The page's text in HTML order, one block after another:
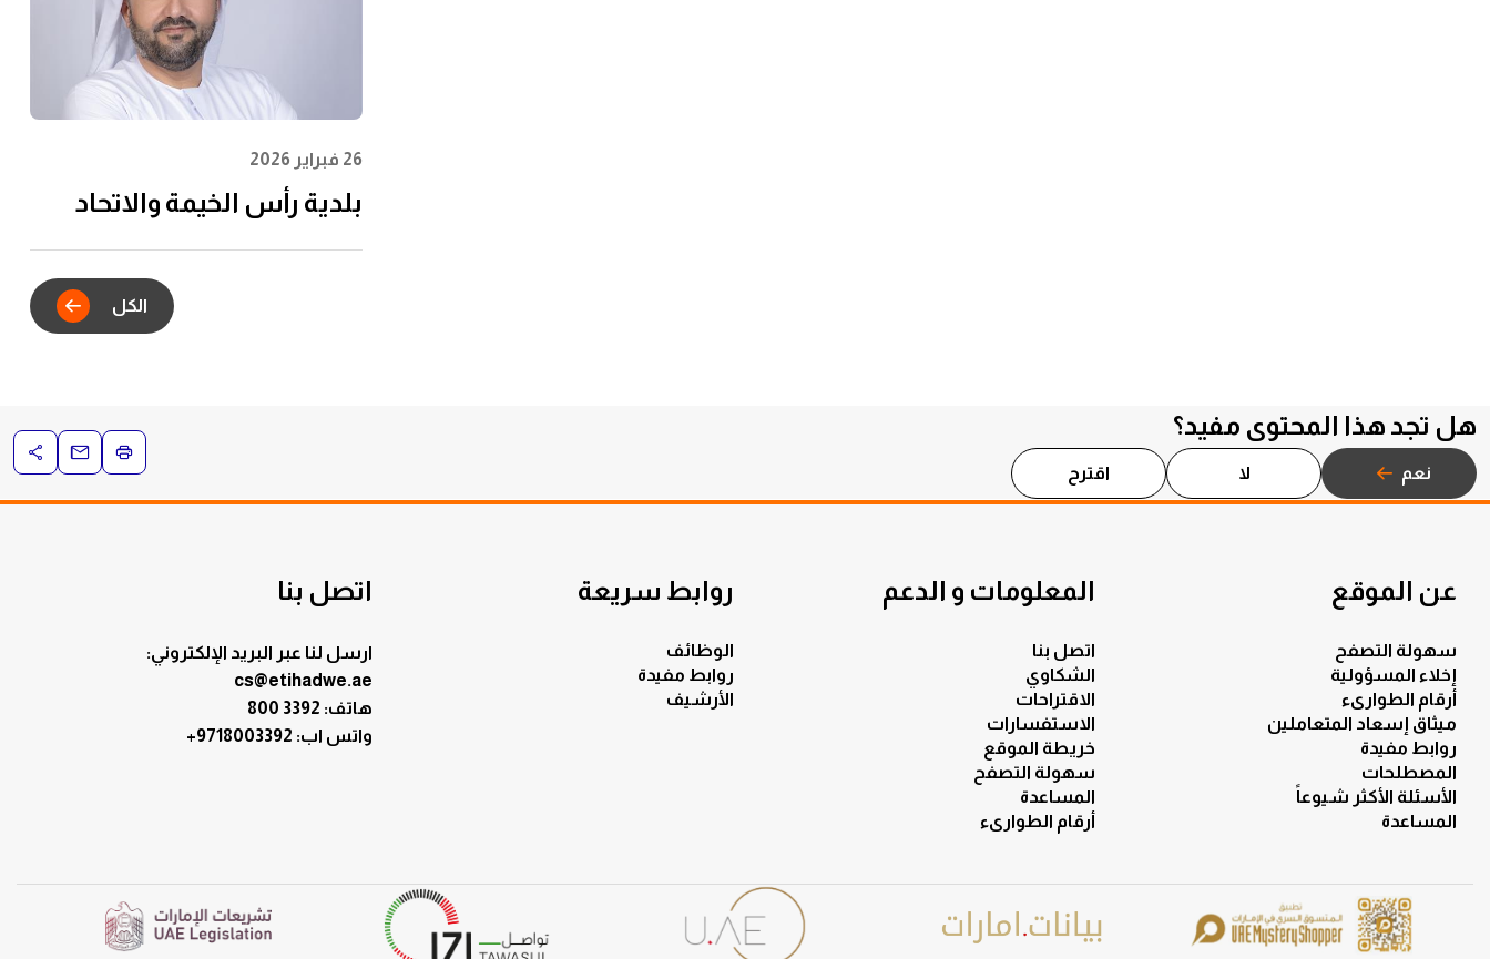
26 فبراير 2026
بلدية رأس الخيمة والاتحاد
الشراكة الاستراتيجية للتكامل
الرقمي في خدمات عقود
الكل
هل تجد هذا المحتوى مفيد؟
نعم لا اقترح
عن الموقع
سهولة التصفح
إخلاء المسؤولية
أرقام الطوارىء
ميثاق إسعاد المتعاملين
روابط مفيدة
المصطلحات
الأسئلة الأكثر شيوعاً
المساعدة
المعلومات و الدعم
اتصل بنا
الشكاوي
الاقتراحات
الاستفسارات
خريطة الموقع
سهولة التصفح
المساعدة
أرقام الطوارىء
روابط سريعة
الوظائف
روابط مفيدة
الأرشيف
اتصل بنا
ارسل لنا عبر البريد الإلكتروني:
cs@etihadwe.ae
هاتف: 3392 800
+9718003392 :واتس اب